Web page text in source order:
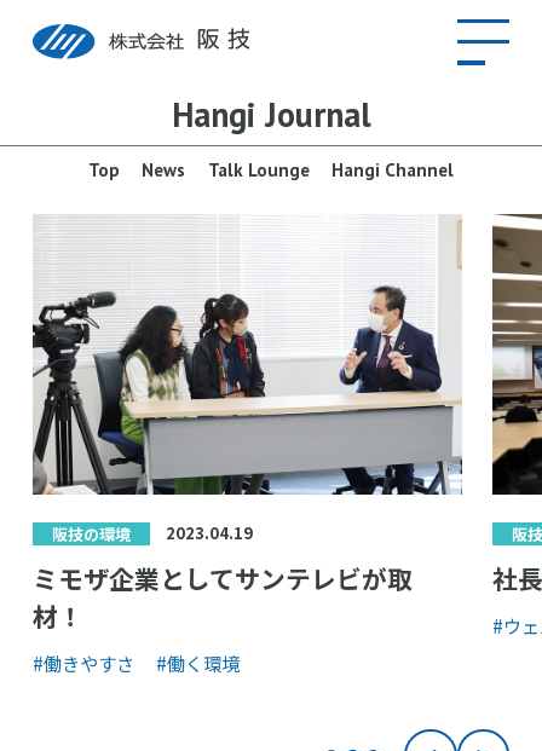
Hangi Journal
Top News Talk Lounge Hangi Channel
阪技の環境 2023.04.19
ミモザ企業としてサンテレビが取
材！
#働きやすさ #働く環境
阪
社
#ウ